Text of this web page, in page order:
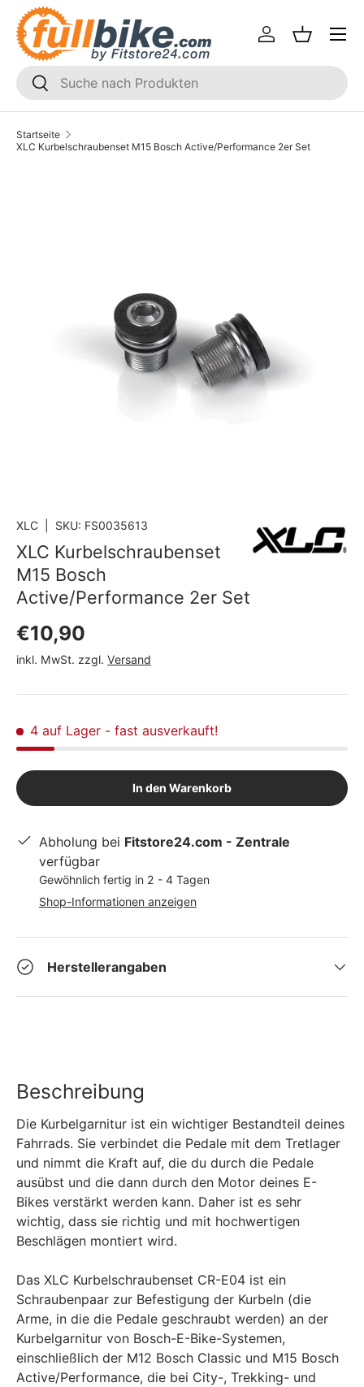
Direkt zum Inhalt
SUCHEN
Suchen
Einloggen
Menü
Startseite
XLC Kurbelschraubenset M15 Bosch Active/Performance 2er Set
XLC SKU: FS0035613
XLC Kurbelschraubenset
M15 Bosch
Active/Performance 2er Set
Normaler Preis
€10,90
inkl. MwSt. zzgl. Versand
4 auf Lager - fast ausverkauft!
In den Warenkorb
Abholung bei Fitstore24.com - Zentrale
verfügbar
Gewöhnlich fertig in 2 - 4 Tagen
Shop-Informationen anzeigen
Herstellerangaben
Beschreibung
Die Kurbelgarnitur ist ein wichtiger Bestandteil deines
Fahrrads. Sie verbindet die Pedale mit dem Tretlager
und nimmt die Kraft auf, die du durch die Pedale
ausübst und die dann durch den Motor deines E-
Bikes verstärkt werden kann. Daher ist es sehr
wichtig, dass sie richtig und mit hochwertigen
Beschlägen montiert wird.
Das XLC Kurbelschraubenset CR-E04 ist ein
Schraubenpaar zur Befestigung der Kurbeln (die
Arme, in die die Pedale geschraubt werden) an der
Kurbelgarnitur von Bosch-E-Bike-Systemen,
einschließlich der M12 Bosch Classic und M15 Bosch
Active/Performance, die bei City-, Trekking- und